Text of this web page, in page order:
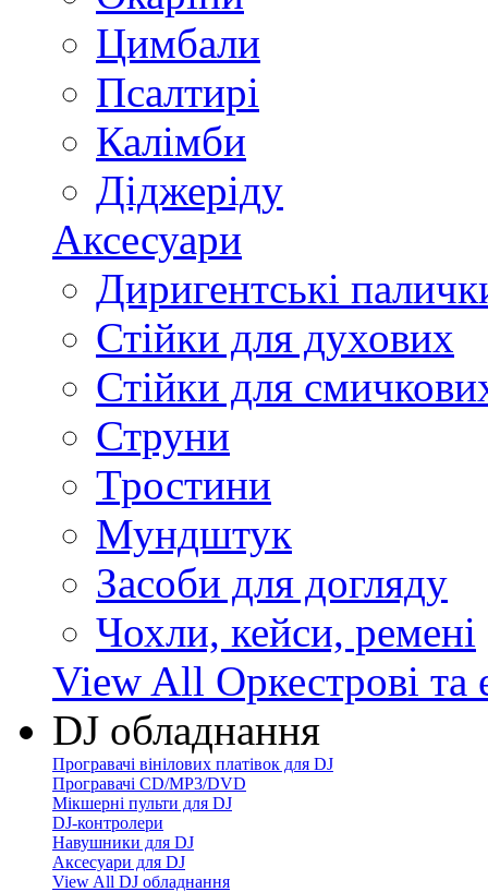
Цимбали
Псалтирі
Калімби
Діджеріду
Аксесуари
Диригентські
Стійки для духових
Стійки для
Струни
Тростини
Мундштук
Засоби для догляду
Чохли, кейси, ремені
View All Оркестрові та
DJ обладнання
Програвачі вінілових платівок для DJ
Програвачі CD/MP3/DVD
Мікшерні пульти для DJ
DJ-контролери
Навушники для DJ
Аксесуари для DJ
View All DJ обладнання